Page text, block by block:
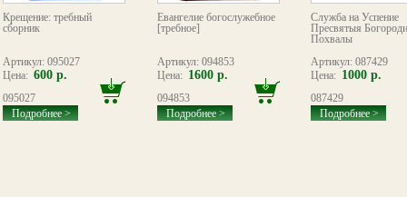
Крещение: требный
сборник
Артикул: 095027
Цена: 600 р.
095027
Подробнее >
Евангелие богослужебное
[требное]
Артикул: 094853
Цена: 1600 р.
094853
Подробнее >
Служба на Успение
Пресвятыя
Похвалы
Артикул: 087429
Цена: 1000 р.
087429
Подробнее >